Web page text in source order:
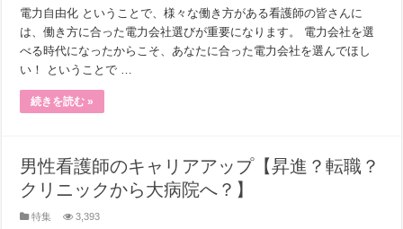
電力自由化 ということで、様々な働き方がある看護師の皆さんに
は、働き方に合った電力会社選びが重要になります。 電力会社を選
べる時代になったからこそ、あなたに合った電力会社を選んでほし
い！ ということで …
続きを読む »
男性看護師のキャリアアップ【昇進？転職？
クリニックから大病院へ？】
特集 3,393